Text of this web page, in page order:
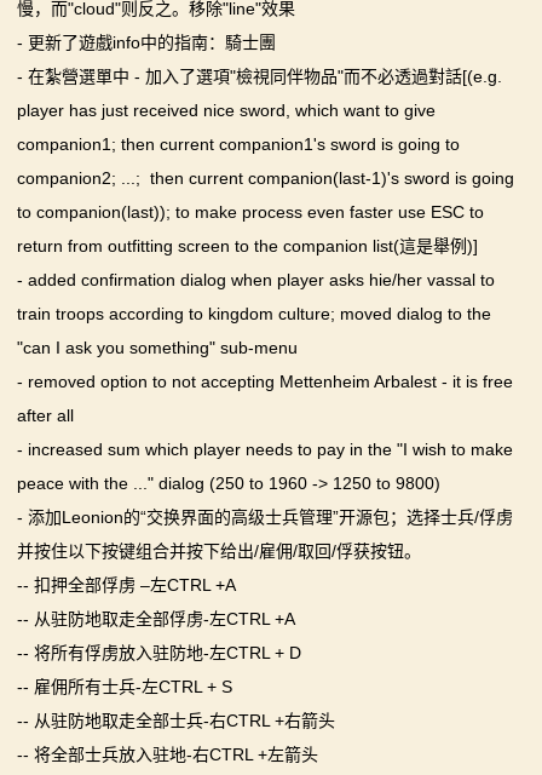
慢，而"cloud"则反之。移除"line"效果
- 更新了遊戲info中的指南：騎士團
- 在紮營選單中 - 加入了選項"檢視同伴物品"而不必透過對話[(e.g.
player has just received nice sword, which want to give
companion1; then current companion1's sword is going to
companion2; ...; then current companion(last-1)'s sword is going
to companion(last)); to make process even faster use ESC to
return from outfitting screen to the companion list(這是舉例)]
- added confirmation dialog when player asks hie/her vassal to
train troops according to kingdom culture; moved dialog to the
"can I ask you something" sub-menu
- removed option to not accepting Mettenheim Arbalest - it is free
after all
- increased sum which player needs to pay in the "I wish to make
peace with the ..." dialog (250 to 1960 -> 1250 to 9800)
- 添加Leonion的“交换界面的高级士兵管理”开源包；选择士兵/俘虏
并按住以下按键组合并按下给出/雇佣/取回/俘获按钮。
-- 扣押全部俘虏 –左CTRL +A
-- 从驻防地取走全部俘虏-左CTRL +A
-- 将所有俘虏放入驻防地-左CTRL + D
-- 雇佣所有士兵-左CTRL + S
-- 从驻防地取走全部士兵-右CTRL +右箭头
-- 将全部士兵放入驻地-右CTRL +左箭头